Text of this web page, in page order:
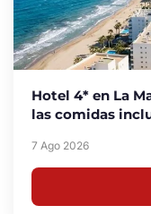
Hotel 4* en La
las comidas
7 Ago 2026